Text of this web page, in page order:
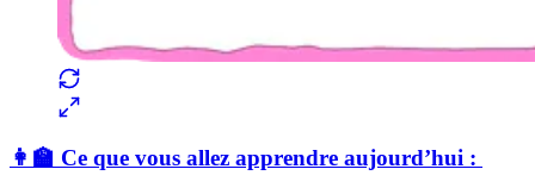
👩‍🏫 Ce que vous allez apprendre aujourd’hui :